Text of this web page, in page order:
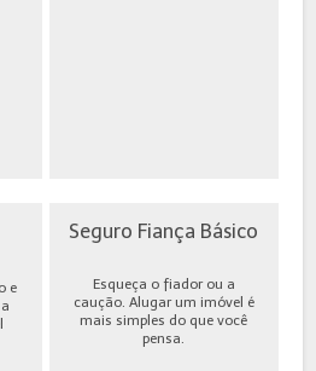
e
Seguro Fiança Básico
Esqueça o fiador ou a
caução. Alugar um imóvel é
mais simples do que você
pensa.